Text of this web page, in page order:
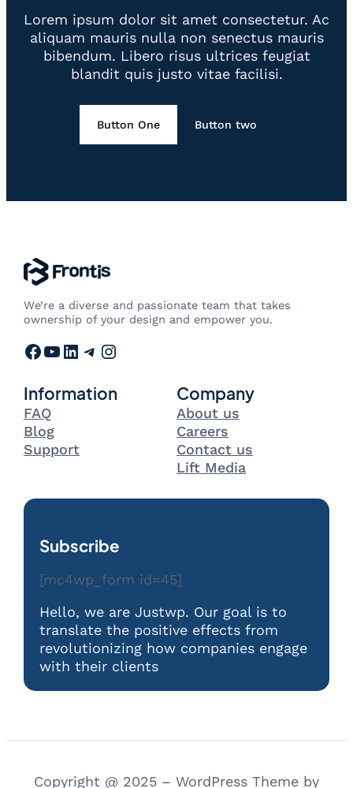
Lorem ipsum dolor sit amet consectetur. Ac
aliquam mauris nulla non senectus mauris
bibendum. Libero risus ultrices feugiat
blandit quis justo vitae facilisi.
Button One Button two
We’re a diverse and passionate team that takes
ownership of your design and empower you.
Facebook YouTube LinkedIn Telegram Instagram
Information
FAQ
Blog
Support
Company
About us
Careers
Contact us
Lift Media
Subscribe
[mc4wp_form id=45]
Hello, we are Justwp. Our goal is to
translate the positive effects from
revolutionizing how companies engage
with their clients
Copyright @ 2025 – WordPress Theme by